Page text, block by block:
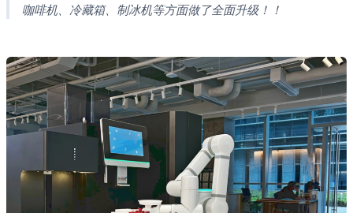
咖啡机、冷藏箱、制冰机等方面做了全面升级！！